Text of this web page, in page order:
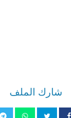
شارك الملف